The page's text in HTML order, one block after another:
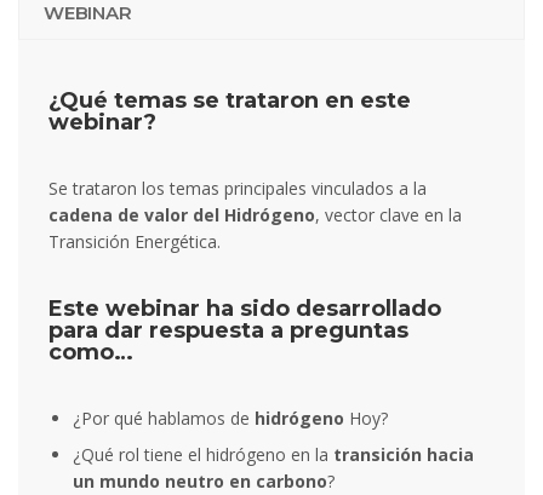
WEBINAR
¿Qué temas se trataron en este
webinar?
Se trataron los temas principales vinculados a la
cadena de valor del Hidrógeno, vector clave en la
Transición Energética.
Este webinar ha sido desarrollado
para dar respuesta a preguntas
como…
¿Por qué hablamos de hidrógeno Hoy?
¿Qué rol tiene el hidrógeno en la transición hacia
un mundo neutro en carbono?